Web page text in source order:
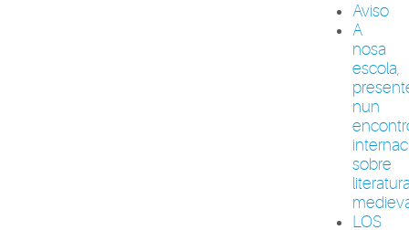
Aviso
A
nosa
escola,
nun
sobre
LOS